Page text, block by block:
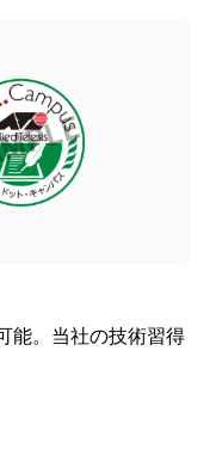
能。当社の技術習得